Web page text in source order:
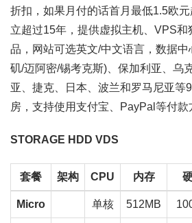
折扣，如果月付的话首月最低1.5欧
立超过15年，提供虚拟主机、VPS和
品，网站可选英文/中文语言，数据
矶/迈阿密/锡考克斯)、保加利亚、乌
亚、捷克、日本、波兰和罗马尼亚等
房，支持使用支付宝、PayPal等付款
STORAGE HDD VDS
套餐 架构 CPU 内存
Micro 单核 512MB